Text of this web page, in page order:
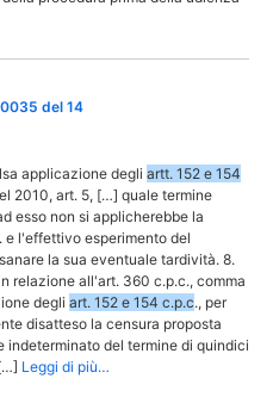
del 14
applicazione degli artt. 152 e 154
2010, art. 5, […] quale termine
esso non si applicherebbe la
. e l'effettivo esperimento del
la sua eventuale tardività. 8.
relazione all'art. 360 c.p.c., comma
degli art. 152 e 154 c.p.c., per
disatteso la censura proposta
del termine di quindici
Leggi di più…